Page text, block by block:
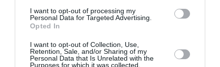
I want to opt-out of processing my
Personal Data for Targeted Advertising.
Opted In
I want to opt-out of Collection, Use,
Retention, Sale, and/or Sharing of my
Personal Data that Is Unrelated with the
Purposes for which it was collected.
WHATSAPP
Articolul anterior